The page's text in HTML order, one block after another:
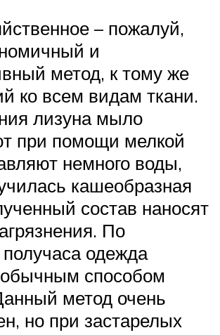
– пожалуй,
и
метод, к тому же
ко всем видам ткани.
лизуна мыло
при помощи мелкой
немного воды,
кашеобразная
состав наносят
По
одежда
обычным способом
метод очень
но при застарелых